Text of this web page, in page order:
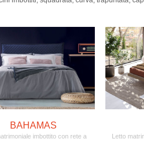
BAHAMAS
imbottito con rete a
Letto